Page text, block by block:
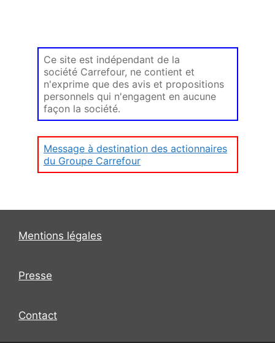
Ce site est indépendant de la
société Carrefour, ne contient et
n'exprime que des avis et propositions
personnels qui n'engagent en aucune
façon la société.
Message à destination des actionnaires
du Groupe Carrefour
Mentions légales
Presse
Contact